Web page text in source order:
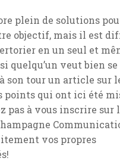
plein de solutions
objectif, mais il est
en un seul et
quelqu’un veut bien
son tour un article sur
points qui ont ici été
pas à vous inscrire sur
vos propres